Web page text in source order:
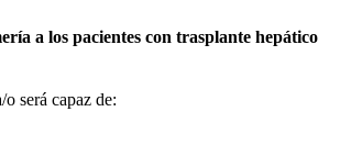
a los pacientes con trasplante hepático
será capaz de: